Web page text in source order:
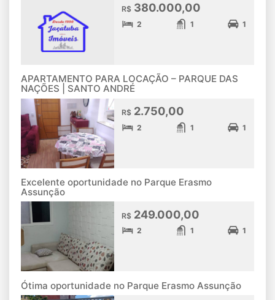
R$ 380.000,00
2 1 1
APARTAMENTO PARA LOCAÇÃO – PARQUE DAS
NAÇÕES | SANTO ANDRÉ
R$ 2.750,00
2 1 1
Excelente oportunidade no Parque Erasmo
Assunção
R$ 249.000,00
2 1 1
Ótima oportunidade no Parque Erasmo Assunção